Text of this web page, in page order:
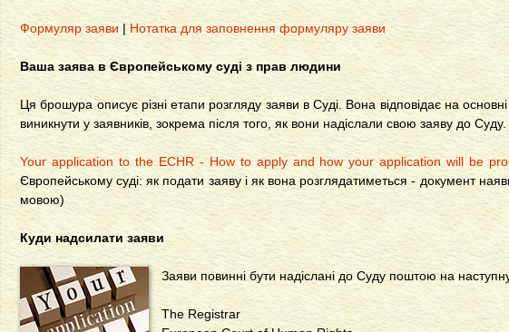
Формуляр заяви | Нотатка для заповнення формуляру заяви
Ваша заява в Європейському суді з прав людини
Ця брошура описує різні етапи розгляду заяви в Суді. Вона відповідає на
виникнути у заявників, зокрема після того, як вони надіслали свою заяву до Суду.
Your application to the ECHR - How to apply and how your application will be
Європейському суді: як подати заяву і як вона розглядатиметься - документ
мовою)
Куди надсилати заяви
Заяви повинні бути надіслані до Суду поштою на
The Registrar